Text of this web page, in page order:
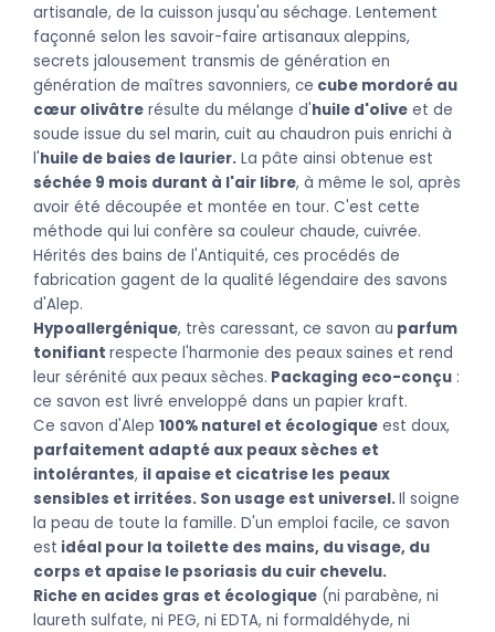
artisanale, de la cuisson jusqu'au séchage. Lentement
façonné selon les savoir-faire artisanaux aleppins,
secrets jalousement transmis de génération en
génération de maîtres savonniers, ce cube mordoré au
cœur olivâtre résulte du mélange d'huile d'olive et de
soude issue du sel marin, cuit au chaudron puis enrichi à
l'huile de baies de laurier. La pâte ainsi obtenue est
séchée 9 mois durant à l'air libre, à même le sol, après
avoir été découpée et montée en tour. C'est cette
méthode qui lui confère sa couleur chaude, cuivrée.
Hérités des bains de l'Antiquité, ces procédés de
fabrication gagent de la qualité légendaire des savons
d'Alep.
Hypoallergénique, très caressant, ce savon au parfum
tonifiant respecte l'harmonie des peaux saines et rend
leur sérénité aux peaux sèches. Packaging eco-conçu :
ce savon est livré enveloppé dans un papier kraft.
Ce savon d'Alep 100% naturel et écologique est doux,
parfaitement adapté aux peaux sèches et
intolérantes, il apaise et cicatrise les peaux
sensibles et irritées. Son usage est universel.Il soigne
la peau de toute la famille. D'un emploi facile, ce savon
est idéal pour la toilette des mains, du visage, du
corps et apaise le psoriasis du cuir chevelu.
Riche en acides gras et écologique (ni parabène, ni
laureth sulfate, ni PEG, ni EDTA, ni formaldéhyde, ni